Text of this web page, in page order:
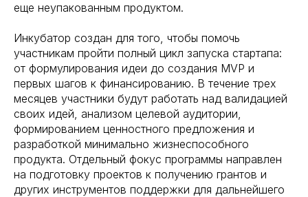
еще неупакованным продуктом.
Инкубатор создан для того, чтобы помочь
участникам пройти полный цикл запуска стартапа:
от формулирования идеи до создания MVP и
первых шагов к финансированию. В течение трех
месяцев участники будут работать над валидацией
своих идей, анализом целевой аудитории,
формированием ценностного предложения и
разработкой минимально жизнеспособного
продукта. Отдельный фокус программы направлен
на подготовку проектов к получению грантов и
других инструментов поддержки для дальнейшего